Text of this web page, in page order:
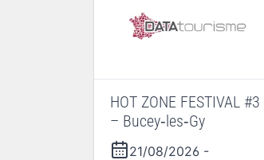
HOT ZONE FESTIVAL #3
– Bucey‑les‑Gy
21/08/2026 -